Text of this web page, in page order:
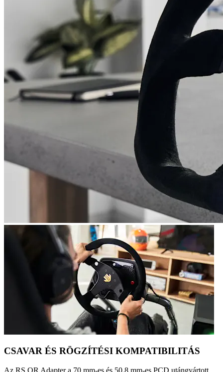
CSAVAR ÉS RÖGZÍTÉSI KOMPATIBILITÁS
Az RS QR Adapter a 70 mm-es és 50,8 mm-es PCD utángyártott